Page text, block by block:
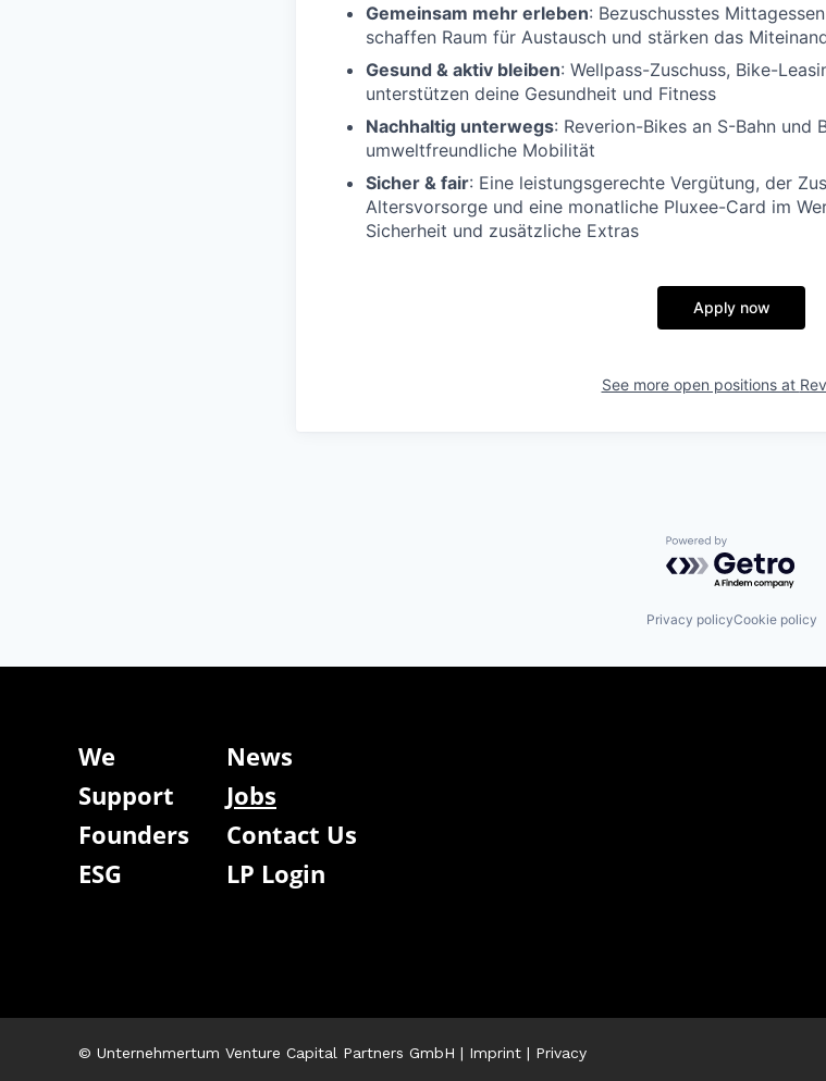
Gemeinsam mehr erleben: Bezuschusstes
schaffen Raum für Austausch und stärken das
Gesund & aktiv bleiben: Wellpass-Zuschuss, Bike-
unterstützen deine Gesundheit und Fitness
Nachhaltig unterwegs: Reverion-Bikes an S-Bahn
umweltfreundliche Mobilität
Sicher & fair: Eine leistungsgerechte Vergütung, der
Altersvorsorge und eine monatliche Pluxee-Card im
Sicherheit und zusätzliche Extras
Apply now
See more open positions at
Powered by
Privacy policyCookie policy
We
News
Support
Jobs
Founders
Contact Us
ESG
LP Login
© Unternehmertum Venture Capital Partners GmbH | Imprint | Privacy